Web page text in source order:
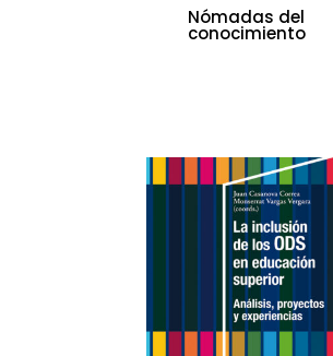
Nómadas del
conocimiento